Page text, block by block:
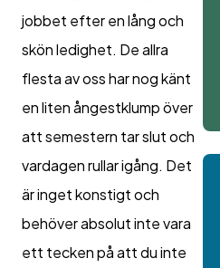
jobbet efter en lång och
skön ledighet. De allra
flesta av oss har nog känt
en liten ångestklump över
att semestern tar slut och
vardagen rullar igång. Det
är inget konstigt och
behöver absolut inte vara
ett tecken på att du inte